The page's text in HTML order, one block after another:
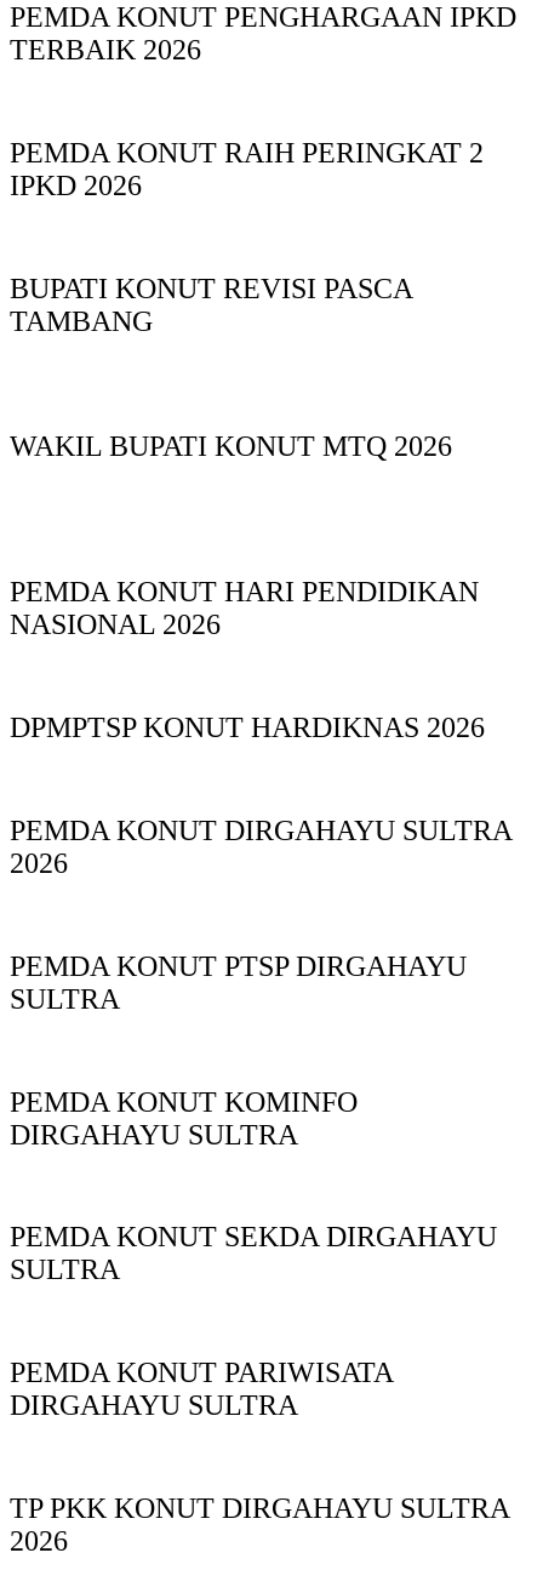
PEMDA KONUT PENGHARGAAN IPKD
TERBAIK 2026
PEMDA KONUT RAIH PERINGKAT 2
IPKD 2026
BUPATI KONUT REVISI PASCA
TAMBANG
WAKIL BUPATI KONUT MTQ 2026
PEMDA KONUT HARI PENDIDIKAN
NASIONAL 2026
DPMPTSP KONUT HARDIKNAS 2026
PEMDA KONUT DIRGAHAYU SULTRA
2026
PEMDA KONUT PTSP DIRGAHAYU
SULTRA
PEMDA KONUT KOMINFO
DIRGAHAYU SULTRA
PEMDA KONUT SEKDA DIRGAHAYU
SULTRA
PEMDA KONUT PARIWISATA
DIRGAHAYU SULTRA
TP PKK KONUT DIRGAHAYU SULTRA
2026